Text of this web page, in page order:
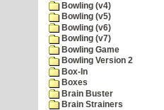
Bowling (v4)
Bowling (v5)
Bowling (v6)
Bowling (v7)
Bowling Game
Bowling Version 2
Box-In
Boxes
Brain Buster
Brain Strainers